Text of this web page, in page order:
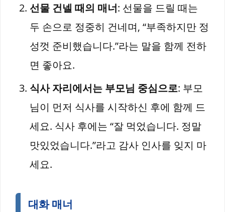
선물 건넬 때의 매너: 선물을 드릴 때는
두 손으로 정중히 건네며, “부족하지만 정
성껏 준비했습니다.”라는 말을 함께 전하
면 좋아요.
식사 자리에서는 부모님 중심으로: 부모
님이 먼저 식사를 시작하신 후에 함께 드
세요. 식사 후에는 “잘 먹었습니다. 정말
맛있었습니다.”라고 감사 인사를 잊지 마
세요.
대화 매너